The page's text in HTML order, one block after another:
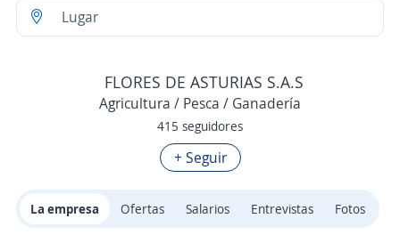
FLORES DE ASTURIAS S.A.S
Agricultura / Pesca / Ganadería
415 seguidores
+ Seguir
La empresa Ofertas Salarios Entrevistas Fotos